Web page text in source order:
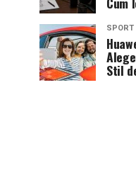
SPORT
Stil